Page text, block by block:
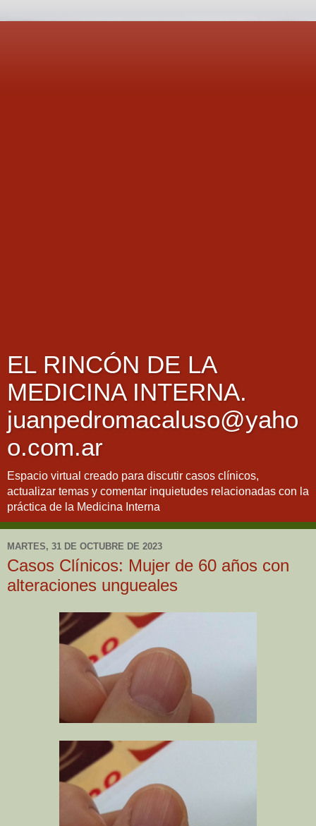
EL RINCÓN DE LA
MEDICINA INTERNA.
juanpedromacaluso@yaho
o.com.ar
Espacio virtual creado para discutir casos clínicos,
actualizar temas y comentar inquietudes relacionadas con la
práctica de la Medicina Interna
MARTES, 31 DE OCTUBRE DE 2023
Casos Clínicos: Mujer de 60 años con
alteraciones ungueales